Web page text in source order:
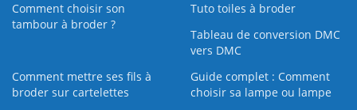
Comment choisir son
tambour à broder ?
Tuto toiles à broder
Tableau de conversion DMC
vers DMC
Comment mettre ses fils à
broder sur cartelettes
Guide complet : Comment
choisir sa lampe ou lampe